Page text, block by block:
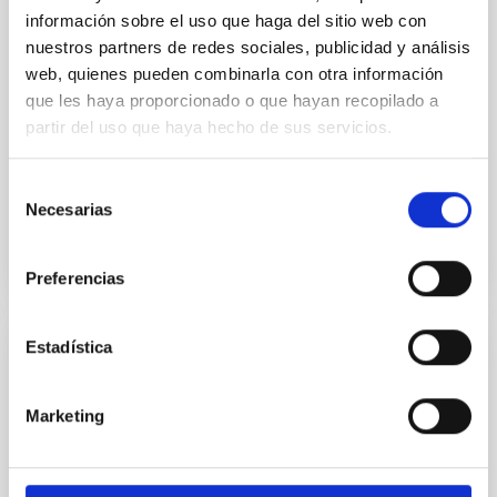
información sobre el uso que haga del sitio web con
nuestros partners de redes sociales, publicidad y análisis
web, quienes pueden combinarla con otra información
que les haya proporcionado o que hayan recopilado a
partir del uso que haya hecho de sus servicios.
Necesarias
Preferencias
Estadística
Marketing
UNIDAD DIDÁCTICA: Ocultaciones
Unidad Didáctica sobre eclipses, realizada en
colaboración con la FECYT. Una ocultación es la
alineación o interposición de un cuerpo celeste por
2009, el Museo de la Ciencia y el Cosmos, del
Organismo Autónomo de Museos y Centros del